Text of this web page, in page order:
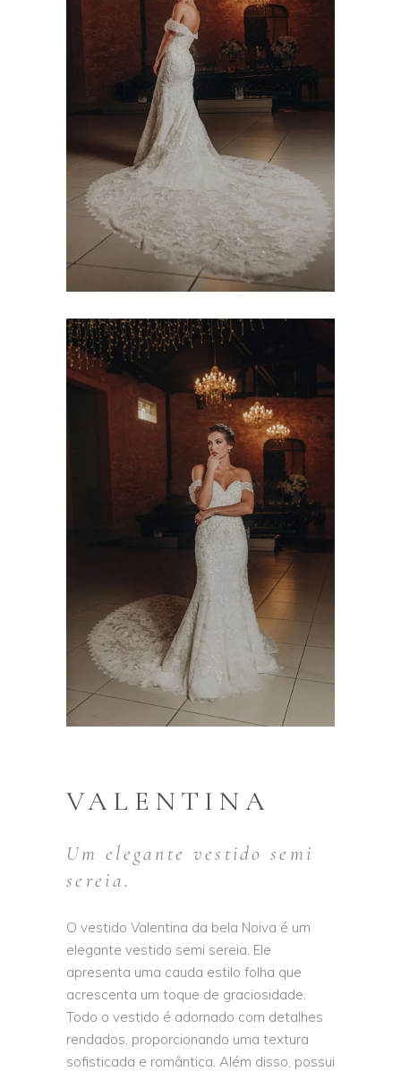
VALENTINA
Um elegante vestido semi
sereia.
O vestido Valentina da bela Noiva é um
elegante vestido semi sereia. Ele
apresenta uma cauda estilo folha que
acrescenta um toque de graciosidade.
Todo o vestido é adornado com detalhes
rendados, proporcionando uma textura
sofisticada e romântica. Além disso, possui